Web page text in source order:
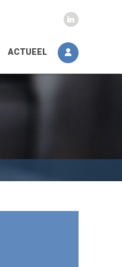
ACTUEEL